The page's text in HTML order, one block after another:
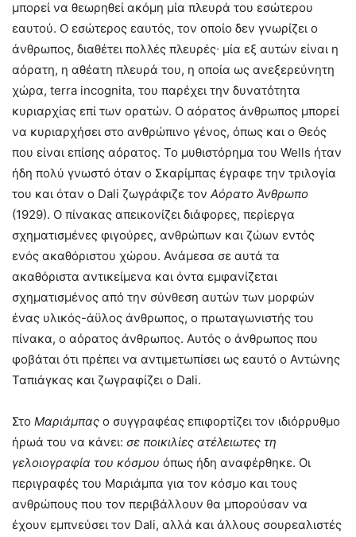
μπορεί να θεωρηθεί ακόμη μία πλευρά του εσώτερου
εαυτού. Ο εσώτερος εαυτός, τον οποίο δεν γνωρίζει ο
άνθρωπος, διαθέτει πολλές πλευρές∙ μία εξ αυτών είναι η
αόρατη, η αθέατη πλευρά του, η οποία ως ανεξερεύνητη
χώρα, terra incognita, του παρέχει την δυνατότητα
κυριαρχίας επί των ορατών. Ο αόρατος άνθρωπος μπορεί
να κυριαρχήσει στο ανθρώπινο γένος, όπως και ο Θεός
που είναι επίσης αόρατος. Το μυθιστόρημα του Wells ήταν
ήδη πολύ γνωστό όταν ο Σκαρίμπας έγραφε την τριλογία
του και όταν ο Dali ζωγράφιζε τον Αόρατο Άνθρωπο
(1929). Ο πίνακας απεικονίζει διάφορες, περίεργα
σχηματισμένες φιγούρες, ανθρώπων και ζώων εντός
ενός ακαθόριστου χώρου. Ανάμεσα σε αυτά τα
ακαθόριστα αντικείμενα και όντα εμφανίζεται
σχηματισμένος από την σύνθεση αυτών των μορφών
ένας υλικός-άϋλος άνθρωπος, ο πρωταγωνιστής του
πίνακα, ο αόρατος άνθρωπος. Αυτός ο άνθρωπος που
φοβάται ότι πρέπει να αντιμετωπίσει ως εαυτό ο Αντώνης
Ταπιάγκας και ζωγραφίζει ο Dali.
Στο Μαριάμπας ο συγγραφέας επιφορτίζει τον ιδιόρρυθμο
ήρωά του να κάνει: σε ποικιλίες ατέλειωτες τη
γελοιογραφία του κόσμου όπως ήδη αναφέρθηκε. Οι
περιγραφές του Μαριάμπα για τον κόσμο και τους
ανθρώπους που τον περιβάλλουν θα μπορούσαν να
έχουν εμπνεύσει τον Dali, αλλά και άλλους σουρεαλιστές